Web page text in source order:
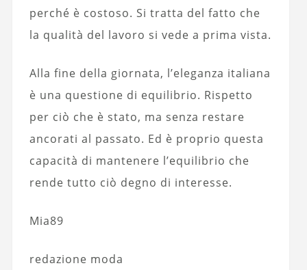
perché è costoso. Si tratta del fatto che
la qualità del lavoro si vede a prima vista.
Alla fine della giornata, l’eleganza italiana
è una questione di equilibrio. Rispetto
per ciò che è stato, ma senza restare
ancorati al passato. Ed è proprio questa
capacità di mantenere l’equilibrio che
rende tutto ciò degno di interesse.
Mia89
redazione moda